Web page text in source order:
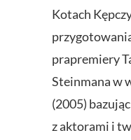
Kotach
prapremiery
Steinmana w
(2005)
z aktorami i